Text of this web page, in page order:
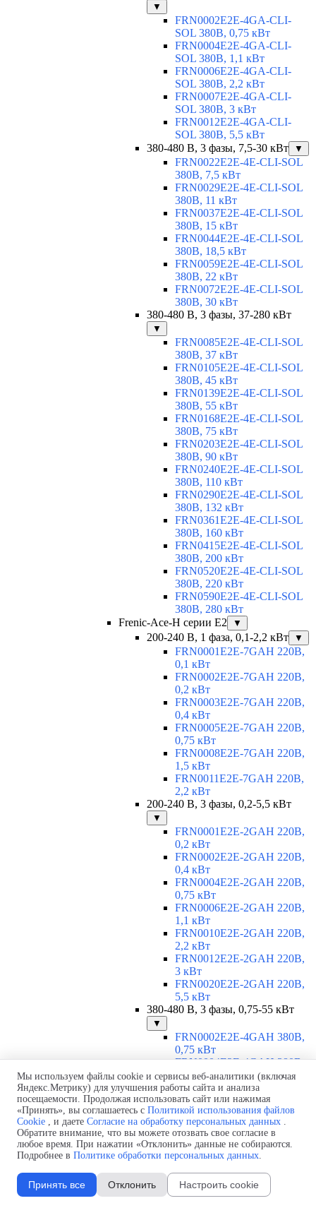
▼
FRN0002E2E-4GA-CLI-
SOL 380В, 0,75 кВт
FRN0004E2E-4GA-CLI-
SOL 380В, 1,1 кВт
FRN0006E2E-4GA-CLI-
SOL 380В, 2,2 кВт
FRN0007E2E-4GA-CLI-
SOL 380В, 3 кВт
FRN0012E2E-4GA-CLI-
SOL 380В, 5,5 кВт
380-480 В, 3 фазы, 7,5-30 кВт
▼
FRN0022E2E-4E-CLI-SOL
380В, 7,5 кВт
FRN0029E2E-4E-CLI-SOL
380В, 11 кВт
FRN0037E2E-4E-CLI-SOL
380В, 15 кВт
FRN0044E2E-4E-CLI-SOL
380В, 18,5 кВт
FRN0059E2E-4E-CLI-SOL
380В, 22 кВт
FRN0072E2E-4E-CLI-SOL
380В, 30 кВт
380-480 В, 3 фазы, 37-280 кВт
▼
FRN0085E2E-4E-CLI-SOL
380В, 37 кВт
FRN0105E2E-4E-CLI-SOL
380В, 45 кВт
FRN0139E2E-4E-CLI-SOL
380В, 55 кВт
FRN0168E2E-4E-CLI-SOL
380В, 75 кВт
FRN0203E2E-4E-CLI-SOL
380В, 90 кВт
FRN0240E2E-4E-CLI-SOL
380В, 110 кВт
FRN0290E2E-4E-CLI-SOL
380В, 132 кВт
FRN0361E2E-4E-CLI-SOL
380В, 160 кВт
FRN0415E2E-4E-CLI-SOL
380В, 200 кВт
FRN0520E2E-4E-CLI-SOL
380В, 220 кВт
FRN0590E2E-4E-CLI-SOL
380В, 280 кВт
Frenic-Ace-H серии E2
▼
200-240 В, 1 фаза, 0,1-2,2 кВт ▼
FRN0001E2E-7GAH 220В,
0,1 кВт
FRN0002E2E-7GAH 220В,
0,2 кВт
FRN0003E2E-7GAH 220В,
0,4 кВт
FRN0005E2E-7GAH 220В,
0,75 кВт
FRN0008E2E-7GAH 220В,
1,5 кВт
FRN0011E2E-7GAH 220В,
2,2 кВт
200-240 В, 3 фазы, 0,2-5,5 кВт
▼
FRN0001E2E-2GAH 220В,
0,2 кВт
FRN0002E2E-2GAH 220В,
0,4 кВт
FRN0004E2E-2GAH 220В,
0,75 кВт
FRN0006E2E-2GAH 220В,
1,1 кВт
FRN0010E2E-2GAH 220В,
2,2 кВт
FRN0012E2E-2GAH 220В,
3 кВт
FRN0020E2E-2GAH 220В,
5,5 кВт
380-480 В, 3 фазы, 0,75-55 кВт
▼
FRN0002E2E-4GAH 380В,
0,75 кВт
FRN0004E2E-4GAH 380В,
1,5 кВт
FRN0006E2E-4GAH 380В,
2,2 кВт
FRN0007E2E-4GAH 380В,
3 кВт
FRN0012E2E-4GAH 380В,
5,5 кВт
FRN0022E2E-4EH 380В, 11
кВт
FRN0029E2E-4EH 380В, 15
Мы используем файлы cookie и сервисы веб-аналитики (включая
Яндекс.Метрику) для улучшения работы сайта и анализа
посещаемости. Продолжая использовать сайт или нажимая
«Принять», вы соглашаетесь с Политикой использования файлов
Cookie , и даете Согласие на обработку персональных данных .
Обратите внимание, что вы можете отозвать свое согласие в
любое время. При нажатии «Отклонить» данные не собираются.
Подробнее в Политике обработки персональных данных.
Принять все Отклонить Настроить cookie